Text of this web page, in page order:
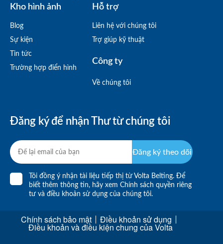
Kho hình ảnh
Blog
Sự kiện
Tin tức
Trường hợp điển hình
Hỗ trợ
Liên hệ với chúng tôi
Trợ giúp kỹ thuật
Công ty
Về chúng tôi
Đăng ký để nhận Thư từ chúng tôi
Tôi đồng ý nhận tài liệu tiếp thị từ Volta Belting. Để
biết thêm thông tin, hãy xem Chính sách quyền riêng
tư và điều khoản sử dụng của chúng tôi.
Đăng ký theo dõi
Chính sách bảo mật Điều khoản sử dụng
Điều khoản và điều kiện chung của Volta